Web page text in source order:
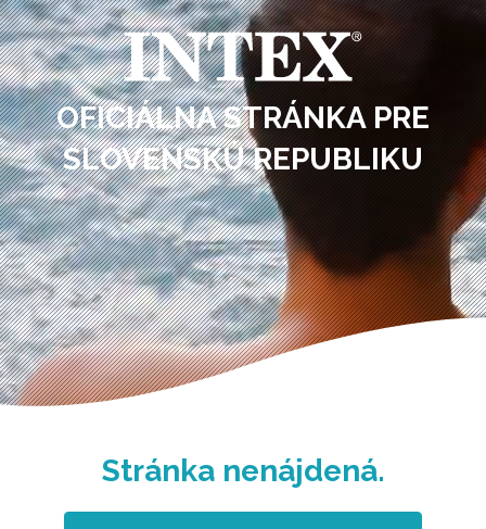
OFICIÁLNA STRÁNKA PRE
SLOVENSKÚ REPUBLIKU
Stránka nenájdená.